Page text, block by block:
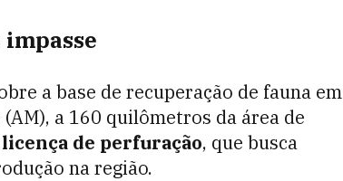
a base de recuperação de fauna em
(AM), a 160 quilômetros da área de
licença de perfuração, que busca
na região.